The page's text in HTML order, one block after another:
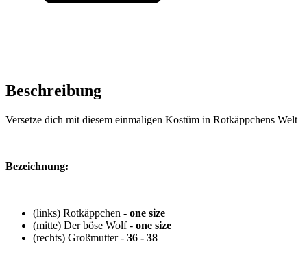
Beschreibung
Versetze dich mit diesem einmaligen Kostüm in Rotkäppchens Welt
Bezeichnung:
(links) Rotkäppchen - one size
(mitte) Der böse Wolf - one size
(rechts) Großmutter - 36 - 38